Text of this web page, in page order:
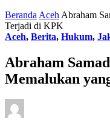
Beranda Aceh Abraham
Terjadi di KPK
Aceh, Berita, Hukum,
Abraham
Memalukan